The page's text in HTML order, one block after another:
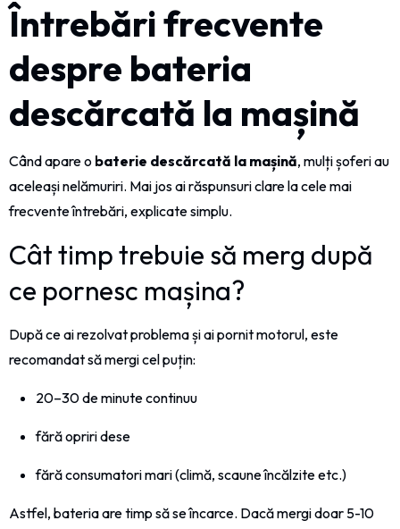
Întrebări frecvente
despre bateria
descărcată la mașină
Când apare o baterie descărcată la mașină, mulți șoferi au
aceleași nelămuriri. Mai jos ai răspunsuri clare la cele mai
frecvente întrebări, explicate simplu.
Cât timp trebuie să merg după
ce pornesc mașina?
După ce ai rezolvat problema și ai pornit motorul, este
recomandat să mergi cel puțin:
20–30 de minute continuu
fără opriri dese
fără consumatori mari (climă, scaune încălzite etc.)
Astfel, bateria are timp să se încarce. Dacă mergi doar 5-10